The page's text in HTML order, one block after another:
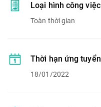
Loại hình công việc
Toàn thời gian
Thời hạn ứng tuyển
18/01/2022